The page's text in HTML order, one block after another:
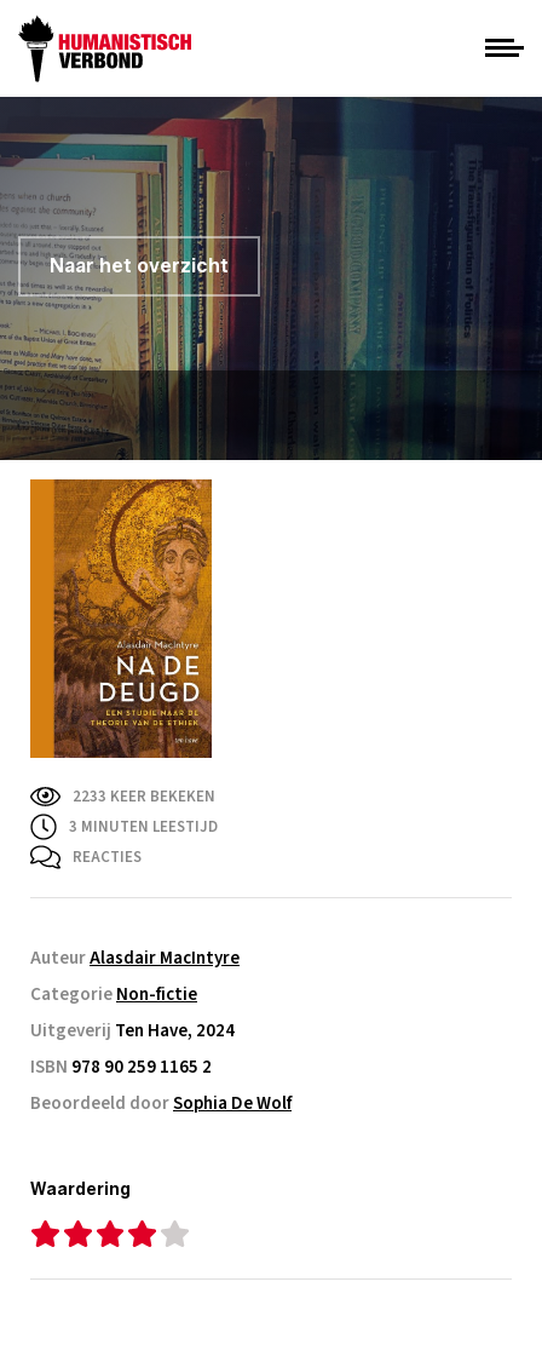
Naar het overzicht
2233 KEER BEKEKEN
3 MINUTEN LEESTIJD
REACTIES
AuteurAlasdair MacIntyre
CategorieNon-fictie
Uitgeverij Ten Have, 2024
ISBN 978 90 259 1165 2
Beoordeeld doorSophia De Wolf
Waardering